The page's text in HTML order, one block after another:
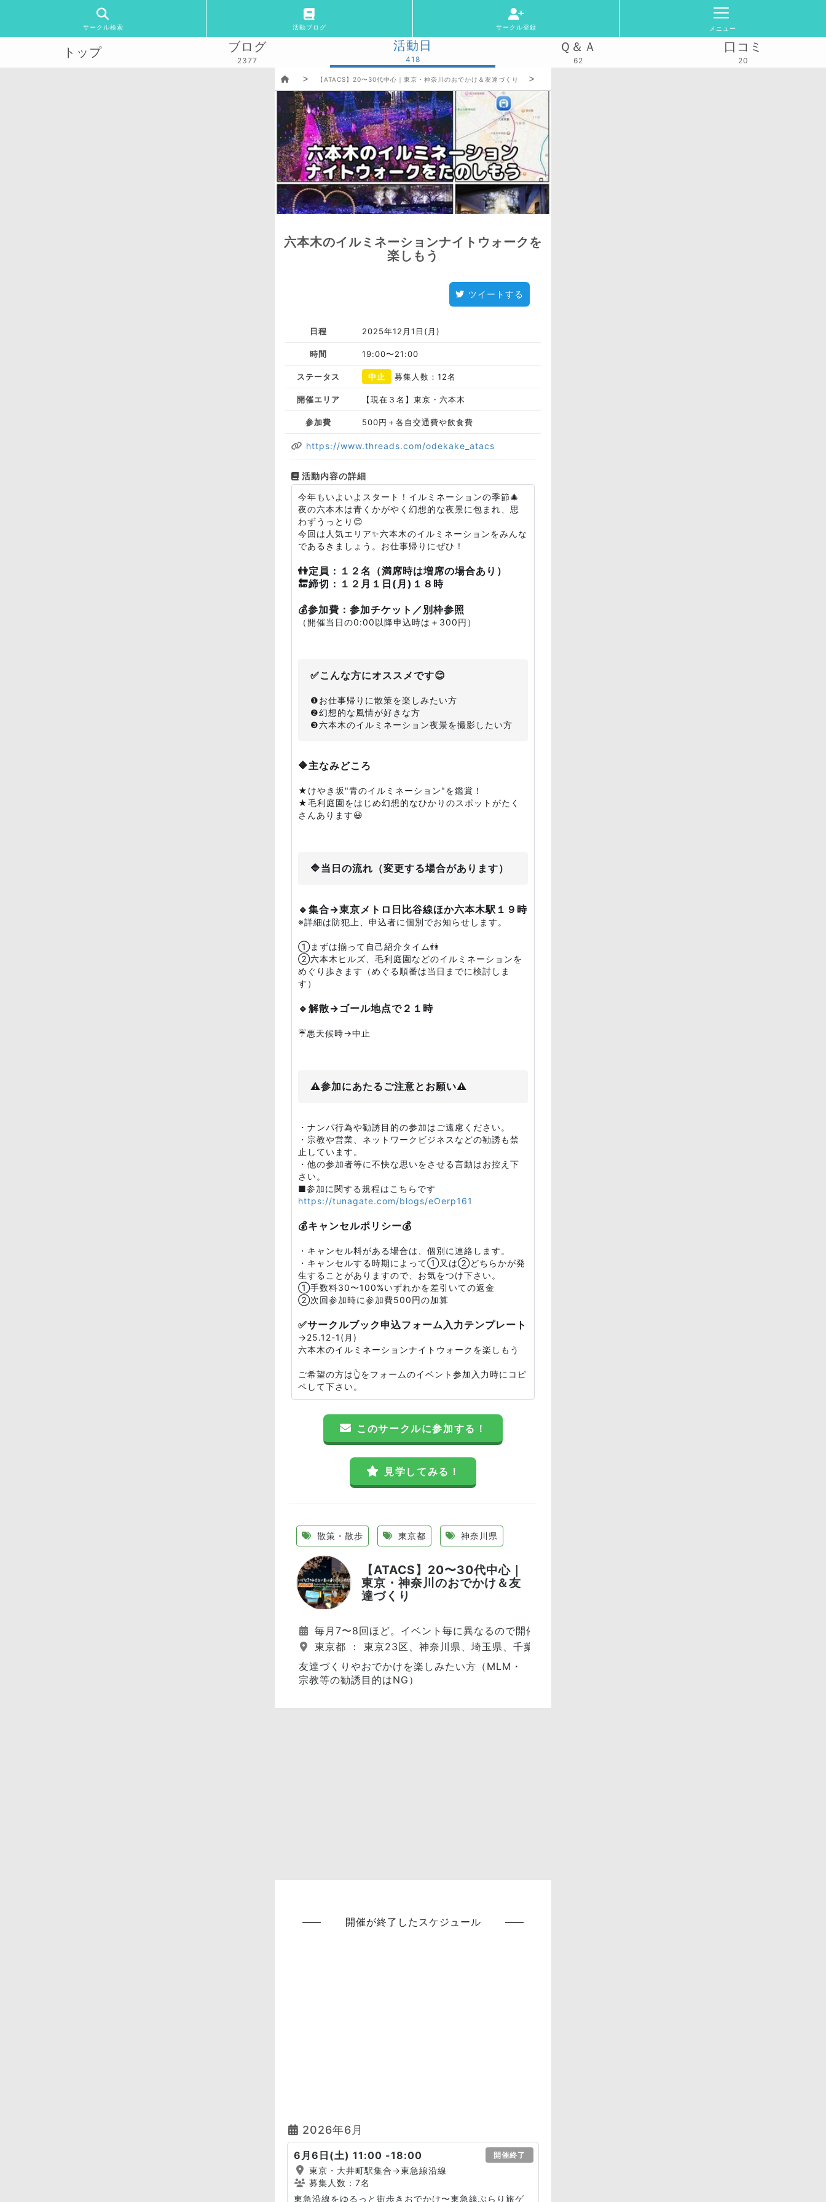
サークル検索 活動ブログ サークル登録 メニュー
トップ ブログ
2377
活動日
418
Ｑ＆Ａ
62
口コミ
20
【ATACS】20〜30代中心｜東京・神奈川のおでかけ＆友達づくり
六本木のイルミネーションナイトウォークを
楽しもう
ツイートする
日程 2025年12月1日(月)
時間 19:00〜21:00
ステータス 中止 募集人数：12名
開催エリア 【現在３名】東京・六本木
参加費 500円＋各自交通費や飲食費
https://www.threads.com/odekake_atacs
活動内容の詳細
今年もいよいよスタート！イルミネーションの季節🎄
夜の六本木は青くかがやく幻想的な夜景に包まれ、思
わずうっとり😊
今回は人気エリア✨六本木のイルミネーションをみんな
であるきましょう。お仕事帰りにぜひ！
👫定員：１２名（満席時は増席の場合あり）
🔚締切：１２月１日(月)１８時
💰参加費：参加チケット／別枠参照
（開催当日の0:00以降申込時は＋300円）
✅こんな方にオススメです😊
❶お仕事帰りに散策を楽しみたい方
❷幻想的な風情が好きな方
❸六本木のイルミネーション夜景を撮影したい方
🔶主なみどころ
★けやき坂"青のイルミネーション"を鑑賞！
★毛利庭園をはじめ幻想的なひかりのスポットがたく
さんあります😃
🔷当日の流れ（変更する場合があります）
🔹集合→東京メトロ日比谷線ほか六本木駅１９時
※詳細は防犯上、申込者に個別でお知らせします。
①まずは揃って自己紹介タイム👫
②六本木ヒルズ、毛利庭園などのイルミネーションを
めぐり歩きます（めぐる順番は当日までに検討しま
す）
🔹解散→ゴール地点で２１時
☔️悪天候時→中止
⚠️参加にあたるご注意とお願い⚠️
・ナンパ行為や勧誘目的の参加はご遠慮ください。
・宗教や営業、ネットワークビジネスなどの勧誘も禁
止しています。
・他の参加者等に不快な思いをさせる言動はお控え下
さい。
■参加に関する規程はこちらです
https://tunagate.com/blogs/eOerp161
💰キャンセルポリシー💰
・キャンセル料がある場合は、個別に連絡します。
・キャンセルする時期によって①又は②どちらかが発
生することがありますので、お気をつけ下さい。
①手数料30〜100%いずれかを差引いての返金
②次回参加時に参加費500円の加算
✅サークルブック申込フォーム入力テンプレート
→25.12-1(月)
六本木のイルミネーションナイトウォークを楽しもう
ご希望の方は👆をフォームのイベント参加入力時にコピ
ペして下さい。
このサークルに参加する！
見学してみる！
散策・散歩 東京都 神奈川県
【ATACS】20〜30代中心｜
東京・神奈川のおでかけ＆友
達づくり
毎月7〜8回ほど。イベント毎に異なるので開催日程をご覧ください
東京都 ： 東京23区、神奈川県、埼玉県、千葉県
友達づくりやおでかけを楽しみたい方（MLM・
宗教等の勧誘目的はNG）
開催が終了したスケジュール
2026年6月
6月6日(土) 11:00 -18:00 開催終了
東京・大井町駅集合→東急線沿線
募集人数：7名
東急沿線をゆるっと街歩きおでかけ〜東急線ぶらり旅ゲ